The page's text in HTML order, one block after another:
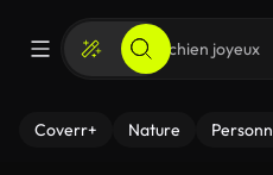
Coverr+ Nature